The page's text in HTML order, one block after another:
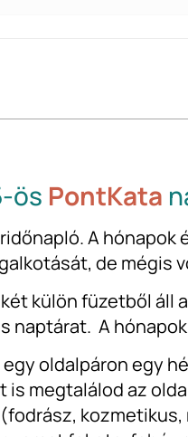
ös PontKata
A
de mégis
külön füzetből
naptárat. A
oldalpáron egy
megtalálod az